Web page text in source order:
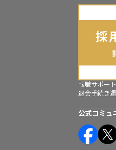
転職サポー
退会手続き
公式コミュ